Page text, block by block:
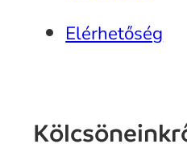
Elérhetőség